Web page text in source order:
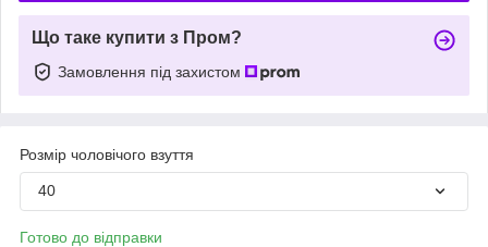
Що таке купити з Пром?
Замовлення під захистом
Розмір чоловічого взуття
40
Готово до відправки